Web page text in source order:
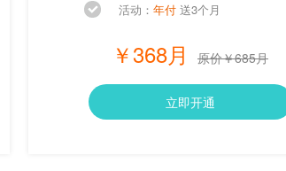
活动： 年付 送3个月
￥368月 原价￥685月
立即开通